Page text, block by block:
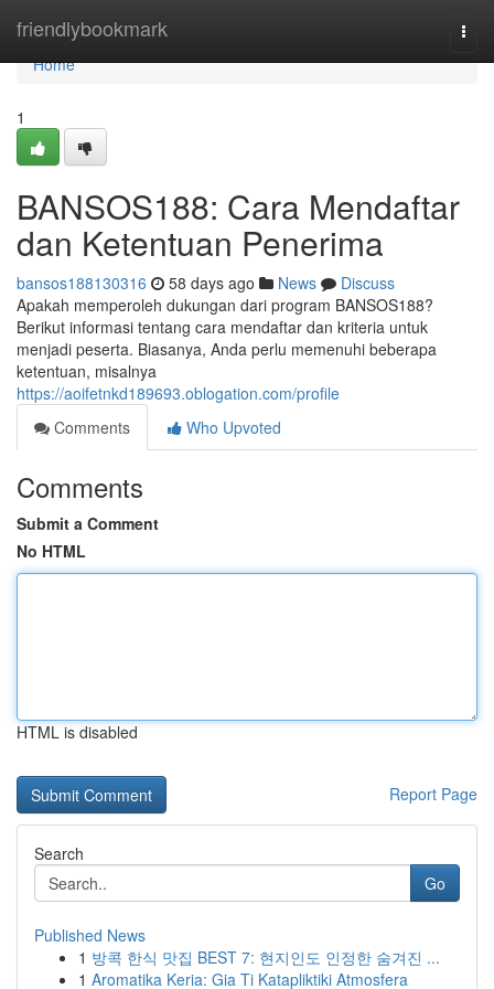
friendlybookmark
Home
Home
1
BANSOS188: Cara Mendaftar
dan Ketentuan Penerima
bansos188130316 58 days ago News
Discuss
Apakah memperoleh dukungan dari program BANSOS188?
Berikut informasi tentang cara mendaftar dan kriteria untuk
menjadi peserta. Biasanya, Anda perlu memenuhi beberapa
ketentuan, misalnya
https://aoifetnkd189693.oblogation.com/profile
Comments
Who Upvoted
Comments
Submit a Comment
No HTML
HTML is disabled
Report Page
Search
Go
Published News
1 방콕 한식 맛집 BEST 7: 현지인도 인정한 숨겨진 ...
1 Aromatika Keria: Gia Ti Katapliktiki Atmosfera